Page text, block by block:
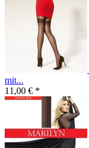
mit...
11,00 € *